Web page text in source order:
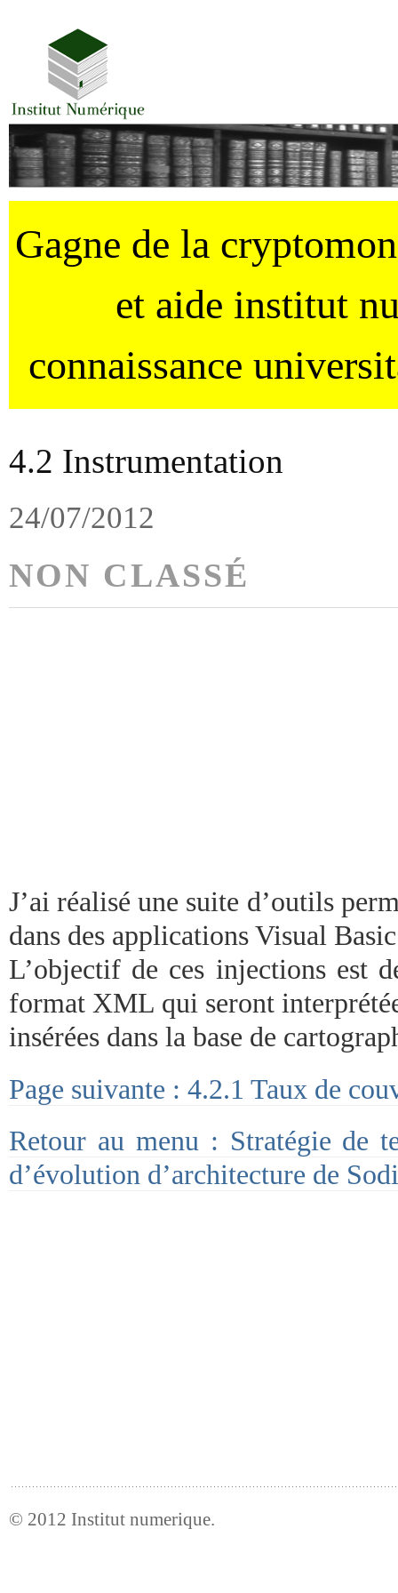
Gagne de la
et aide institut
connaissance
4.2 Instrumentation
24/07/2012
NON CLASSÉ
J’ai réalisé une suite d’outils
dans des applications Visual
L’objectif de ces injections est
format XML qui seront
insérées dans la base de
Page suivante : 4.2.1 Taux de
Retour au menu : Stratégie de
d’évolution d’architecture de
© 2012 Institut numerique.